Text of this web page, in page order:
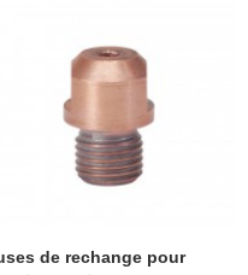
de rechange pour